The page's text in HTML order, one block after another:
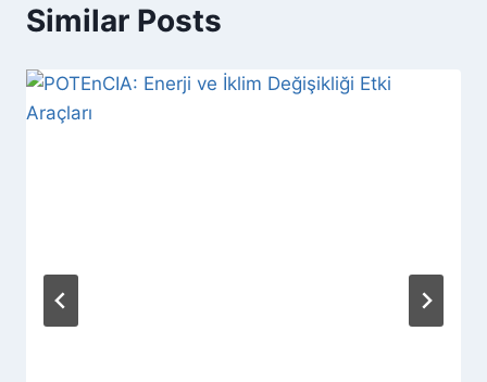
Similar Posts